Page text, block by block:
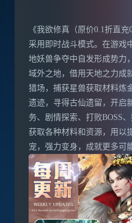
《我欲修真（原价0.1折直
采用即时战斗模式。在游戏
地妖兽争夺中自发形成势力
域外之地，借用天地之力成
猎场，捕获星兽获取材料炼
遗迹，寻得古仙遗留，开启
务、剧情探索、打败BOSS
获取各种材料和资源，用以
宠，强力变身，成就更多可